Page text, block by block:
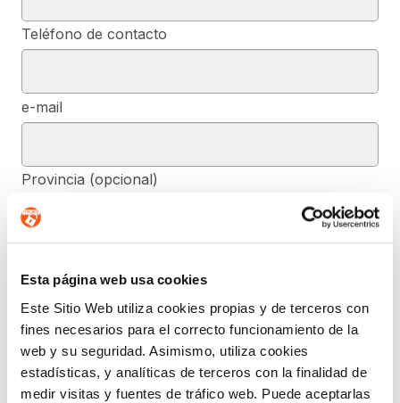
Esta página web usa cookies
Este Sitio Web utiliza cookies propias y de terceros con
fines necesarios para el correcto funcionamiento de la
web y su seguridad. Asimismo, utiliza cookies
estadísticas, y analíticas de terceros con la finalidad de
medir visitas y fuentes de tráfico web. Puede aceptarlas
Teléfono de contacto
e-mail
Provincia (opcional)
De conformidad con el RGPD y la LOPDGDD, SEGURIDAD Y
PRIVACIDAD DE DATOS, S.L. tratará los datos facilitados, con la
finalidad de contestar a las dudas y/o quejas planteadas a través
del presente formulario y facilitar la información solicitada. Podrá
ejercer, si lo desea, los derechos de acceso, rectificación,